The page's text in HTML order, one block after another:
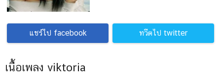
แชร์ไป facebook ทวีตไป twitter
เนื้อเพลง viktoria